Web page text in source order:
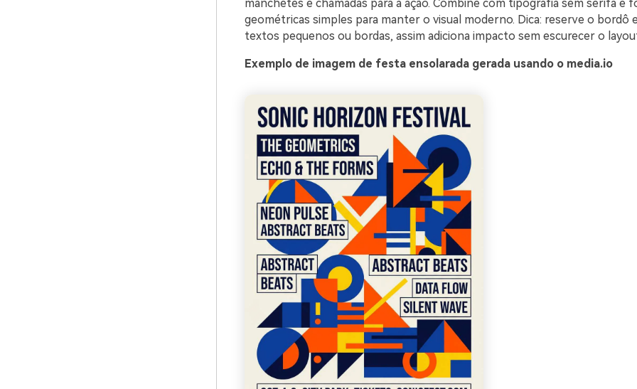
manchetes e chamadas para a ação. Combine com tipografia sem serifa e
geométricas simples para manter o visual moderno. Dica: reserve o bordô
textos pequenos ou bordas, assim adiciona impacto sem escurecer o
Exemplo de imagem de festa ensolarada gerada usando o media.io